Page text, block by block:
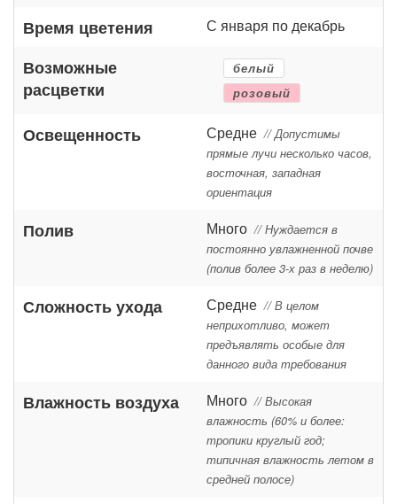
Время цветения С января по декабрь
Возможные
расцветки
белый
розовый
Освещенность Средне // Допустимы
прямые лучи несколько часов,
восточная, западная
ориентация
Полив Много // Нуждается в
постоянно увлажненной почве
(полив более 3-х раз в неделю)
Сложность ухода Средне // В целом
неприхотливо, может
предъявлять особые для
данного вида требования
Влажность воздуха Много // Высокая
влажность (60% и более:
тропики круглый год;
типичная влажность летом в
средней полосе)